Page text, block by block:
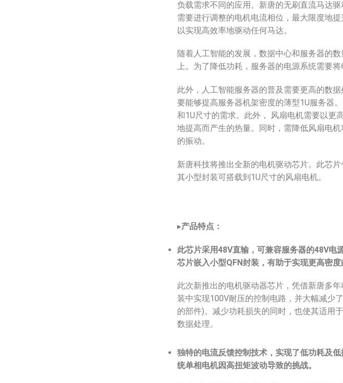
负载需求不同的应用。新唐的无刷直流马达
需要进行调整的电机电流相位，最大限度地
以实现高效率地驱动任何马达。
随着人工智能的发展，数据中心和服务器的
上。为了降低功耗，服务器的电源系统需要将
此外，人工智能服务器的普及需要更高的数
要能够提高服务器机架密度的薄型1U服务器
和1U尺寸的需求。此外， 风扇电机需要以更
地提高而产生的热量。同时，需降低风扇电
的振动。
新唐科技将推出全新的电机驱动芯片。此芯
其小型封装可搭载到1U尺寸的风扇电机。
▸产品特点：
此芯片采用48V直输，可兼容服务器的48V电
芯片嵌入小型QFN封装，有助于实现更高密度
此次新推出的电机驱动器芯片，凭借新唐多
装中实现100V耐压的控制电路，并大幅减少
的部件)。减少功耗损失的同时，也使其适用
数据处理。
独特的电流反馈控制技术，实现了低功耗及
统单相电机因高扭矩波动导致的挑战。